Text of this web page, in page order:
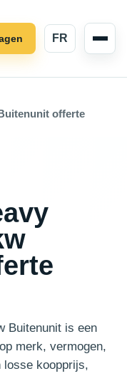
FR
offerte
Buitenunit is een
merk, vermogen,
losse koopprijs,